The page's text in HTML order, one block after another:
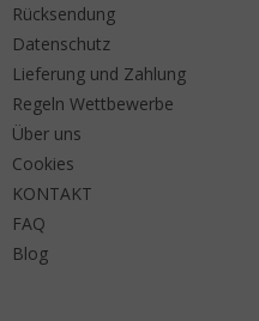
Rücksendung
Datenschutz
Lieferung und Zahlung
Regeln Wettbewerbe
Über uns
Cookies
KONTAKT
FAQ
Blog